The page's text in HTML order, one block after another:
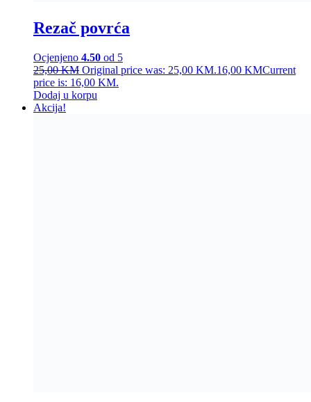
Rezač povrća
Ocjenjeno 4.50 od 5
25,00KM Original price was: 25,00 KM.16,00 KMCurrent
price is: 16,00 KM.
Dodaj u korpu
Akcija!